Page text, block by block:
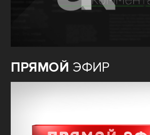
ПРЯМОЙ ЭФИР